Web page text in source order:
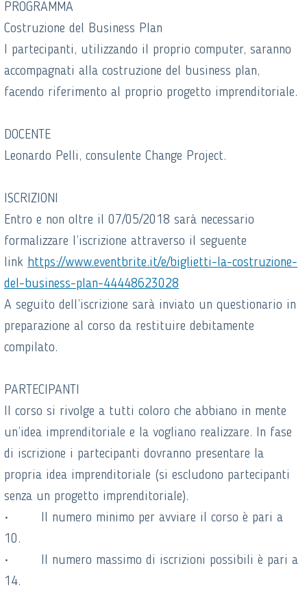
PROGRAMMA
Costruzione del Business Plan
I partecipanti, utilizzando il proprio computer, saranno
accompagnati alla costruzione del business plan,
facendo riferimento al proprio progetto imprenditoriale.
DOCENTE
Leonardo Pelli, consulente Change Project.
ISCRIZIONI
Entro e non oltre il 07/05/2018 sarà necessario
formalizzare l’iscrizione attraverso il seguente
link https://www.eventbrite.it/e/biglietti-la-costruzione-
del-business-plan-44448623028
A seguito dell’iscrizione sarà inviato un questionario in
preparazione al corso da restituire debitamente
compilato.
PARTECIPANTI
Il corso si rivolge a tutti coloro che abbiano in mente
un’idea imprenditoriale e la vogliano realizzare. In fase
di iscrizione i partecipanti dovranno presentare la
propria idea imprenditoriale (si escludono partecipanti
senza un progetto imprenditoriale).
• Il numero minimo per avviare il corso è pari a
10.
• Il numero massimo di iscrizioni possibili è pari a
14.